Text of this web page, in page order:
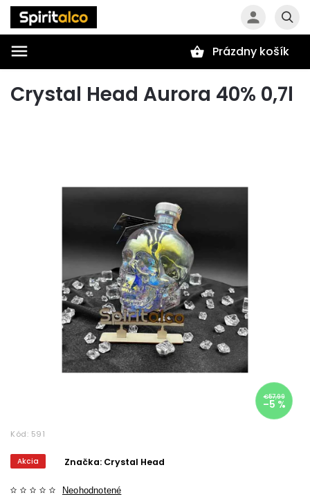
Prázdny košík
Crystal Head Aurora 40% 0,7l
€57,99
–5 %
Kód: 591
Akcia
Neohodnotené
Značka: Crystal Head